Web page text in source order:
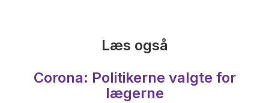
Læs også
Corona: Politikerne valgte for
lægerne